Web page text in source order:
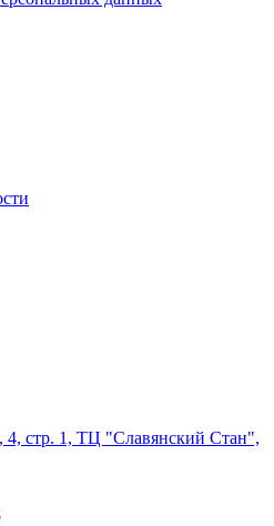
4, стр. 1, ТЦ "Славянский Стан",